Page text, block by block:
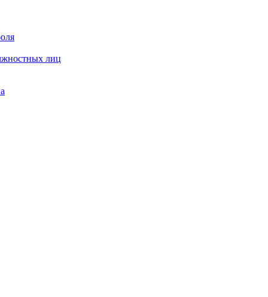
лиц